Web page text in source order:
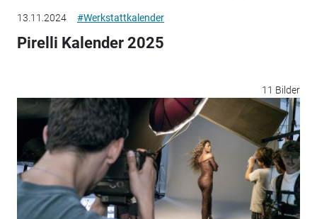
13.11.2024 #Werkstattkalender
Pirelli Kalender 2025
11 Bilder